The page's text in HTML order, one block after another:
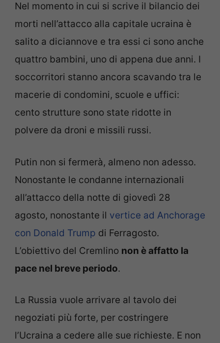
Nel momento in cui si scrive il bilancio dei
morti nell’attacco alla capitale ucraina è
salito a diciannove e tra essi ci sono anche
quattro bambini, uno di appena due anni. I
soccorritori stanno ancora scavando tra le
macerie di condomini, scuole e uffici:
cento strutture sono state ridotte in
polvere da droni e missili russi.
Putin non si fermerà, almeno non adesso.
Nonostante le condanne internazionali
all’attacco della notte di giovedì 28
agosto, nonostante il vertice ad Anchorage
con Donald Trump di Ferragosto.
L’obiettivo del Cremlino non è affatto la
pace nel breve periodo.
La Russia vuole arrivare al tavolo dei
negoziati più forte, per costringere
l’Ucraina a cedere alle sue richieste. E non